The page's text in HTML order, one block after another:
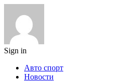
Sign in
Авто спорт
Новости